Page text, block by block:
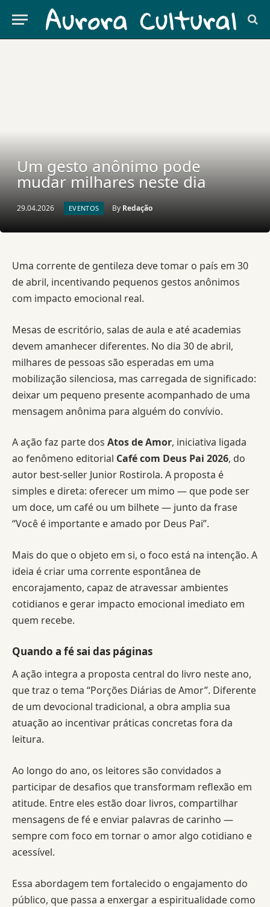
Um gesto anônimo pode
mudar milhares neste dia
29.04.2026 EVENTOS By Redação
Uma corrente de gentileza deve tomar o país em 30
de abril, incentivando pequenos gestos anônimos
com impacto emocional real.
Mesas de escritório, salas de aula e até academias
devem amanhecer diferentes. No dia 30 de abril,
milhares de pessoas são esperadas em uma
mobilização silenciosa, mas carregada de significado:
deixar um pequeno presente acompanhado de uma
mensagem anônima para alguém do convívio.
A ação faz parte dos Atos de Amor, iniciativa ligada
ao fenômeno editorial Café com Deus Pai 2026, do
autor best-seller Junior Rostirola. A proposta é
simples e direta: oferecer um mimo — que pode ser
um doce, um café ou um bilhete — junto da frase
“Você é importante e amado por Deus Pai”.
Mais do que o objeto em si, o foco está na intenção. A
ideia é criar uma corrente espontânea de
encorajamento, capaz de atravessar ambientes
cotidianos e gerar impacto emocional imediato em
quem recebe.
Quando a fé sai das páginas
A ação integra a proposta central do livro neste ano,
que traz o tema “Porções Diárias de Amor”. Diferente
de um devocional tradicional, a obra amplia sua
atuação ao incentivar práticas concretas fora da
leitura.
Ao longo do ano, os leitores são convidados a
participar de desafios que transformam reflexão em
atitude. Entre eles estão doar livros, compartilhar
mensagens de fé e enviar palavras de carinho —
sempre com foco em tornar o amor algo cotidiano e
acessível.
Essa abordagem tem fortalecido o engajamento do
público, que passa a enxergar a espiritualidade como